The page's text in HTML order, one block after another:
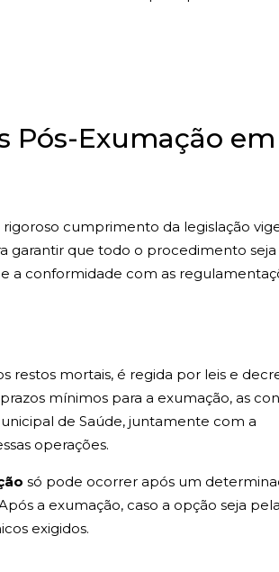
Pós-Exumação em
cumprimento da legislação
garantir que todo o procedimento seja
a conformidade com as
restos mortais, é regida por leis e
mínimos para a exumação, as
de Saúde, juntamente com a
operações.
só pode ocorrer após um
a exumação, caso a opção seja pela
exigidos.